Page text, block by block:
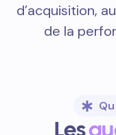
d’acquisition,
de la